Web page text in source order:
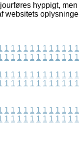
hyppigt,
websitets
1 1 1 1 1 1 1 1 1 1 1 1
1 1 1 1 1 1 1 1 1 1 1 1
1 1 1 1 1 1 1 1 1 1 1 1
1 1 1 1 1 1 1 1 1 1 1 1
1 1 1 1 1 1 1 1 1 1 1 1
1 1 1 1 1 1 1 1 1 1 1 1